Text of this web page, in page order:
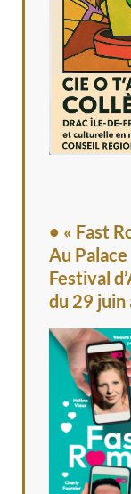
• « Fast
Au Palace
Festival
du 29